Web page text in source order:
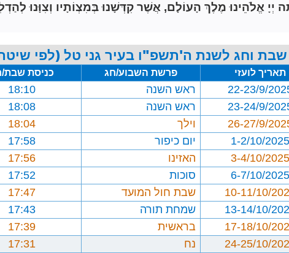
אֱלֹהֵינוּ מֶלֶךְ הָעוֹלָם, אֲשֶׁר קִדְּשָׁנוּ בְּמִצְוֹתָיו וְצִוָּנוּ
וחג לשנת ה'תשפ"ו בעיר גני טל (לפי
תאריך לועזי פרשת השבוע/חג כניסת
22-23/9/ ראש השנה 18:10
23-24/9/ ראש השנה 18:08
26-27/9/ וילך 18:04
1-2/10/2025 יום כיפור 17:58
3-4/10/2025 האזינו 17:56
6-7/10/2025 סוכות 17:52
10-11/10/ שבת חול המועד 17:47
13-14/10/ שמחת תורה 17:43
17-18/10/ בראשית 17:39
24-25/10/ נח 17:31